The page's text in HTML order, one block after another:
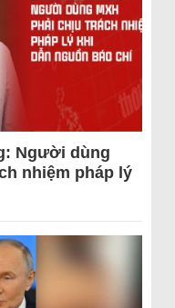
Người dùng
nhiệm pháp lý